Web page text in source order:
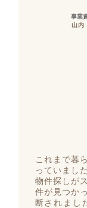
事業
山内
これまで暮
っていまし
物件探しが
件が見つか
断されまし